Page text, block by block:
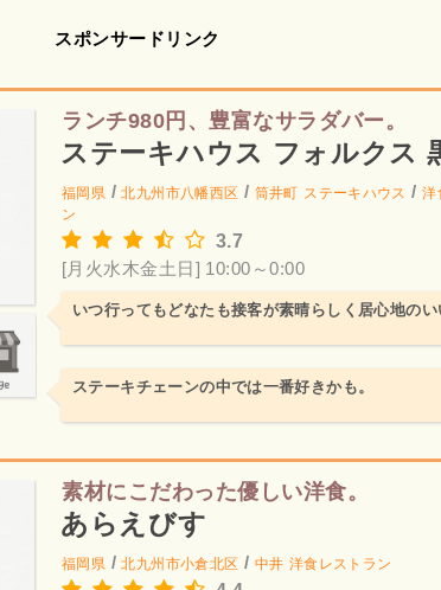
スポンサードリンク
ランチ980円、豊富なサラダバー。
ステーキハウス フォルクス
福岡県 /北九州市八幡西区 / 筒井町 ステーキハウス /洋
ン
3.7
[月火水木金土日] 10:00～0:00
いつ行ってもどなたも接客が素晴らしく居心地のい
ステーキチェーンの中では一番好きかも。
素材にこだわった優しい洋食。
あらえびす
福岡県 /北九州市小倉北区 / 中井 洋食レストラン